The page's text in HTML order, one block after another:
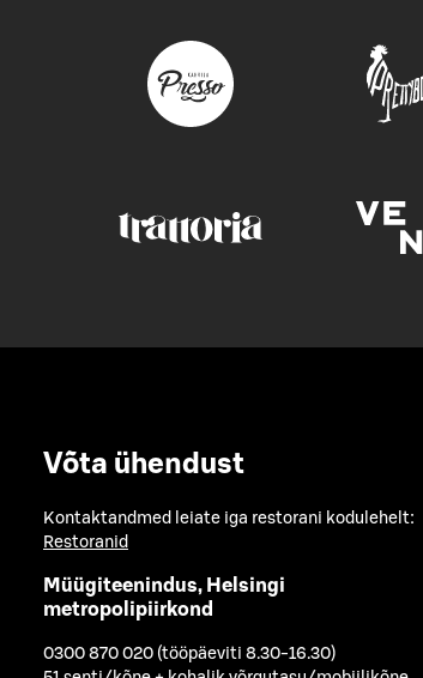
Võta ühendust
Kontaktandmed leiate iga restorani kodulehelt:
Restoranid
Müügiteenindus, Helsingi
metropolipiirkond
0300 870 020 (tööpäeviti 8.30-16.30)